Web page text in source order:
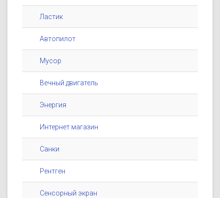
Ластик
Автопилот
Мусор
Вечный двигатель
Энергия
Интернет магазин
Санки
Рентген
Сенсорный экран